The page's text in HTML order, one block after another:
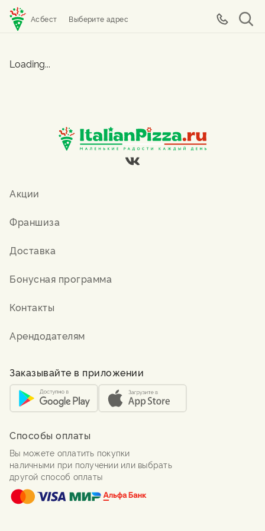
Асбест Выберите адрес
Loading...
Акции
Франшиза
Доставка
Бонусная программа
Контакты
Арендодателям
Заказывайте в приложении
Способы оплаты
Вы можете оплатить покупки
наличными при получении или выбрать
другой способ оплаты